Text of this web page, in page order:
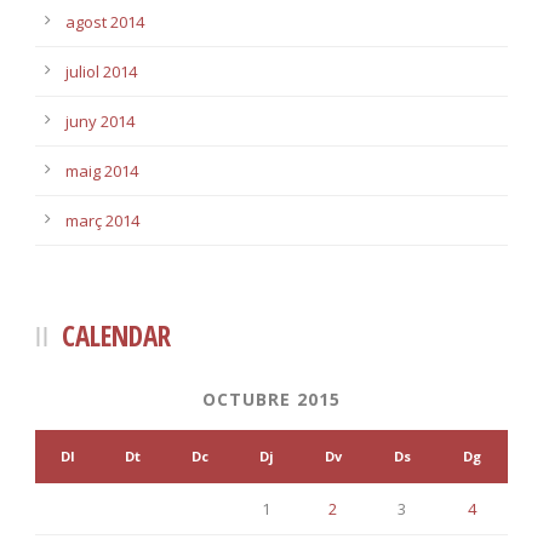
agost 2014
juliol 2014
juny 2014
maig 2014
març 2014
CALENDAR
OCTUBRE 2015
Dl Dt Dc Dj Dv Ds Dg
1 2 3 4